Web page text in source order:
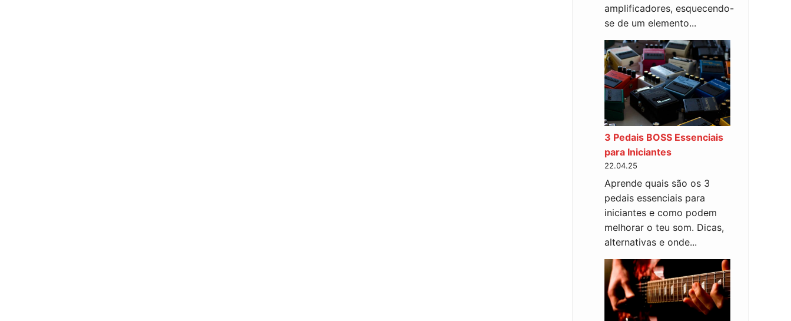
amplificadores, esquecendo-
se de um elemento...
3 Pedais BOSS Essenciais
para Iniciantes
22.04.25
Aprende quais são os 3
pedais essenciais para
iniciantes e como podem
melhorar o teu som. Dicas,
alternativas e onde...